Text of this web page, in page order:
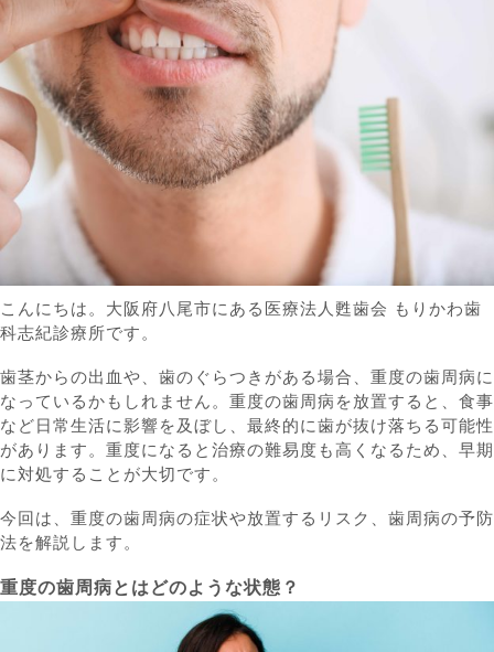
こんにちは。大阪府八尾市にある医療法人甦歯会 もりかわ歯
科志紀診療所です。
歯茎からの出血や、歯のぐらつきがある場合、重度の歯周病に
なっているかもしれません。重度の歯周病を放置すると、食事
など日常生活に影響を及ぼし、最終的に歯が抜け落ちる可能性
があります。重度になると治療の難易度も高くなるため、早期
に対処することが大切です。
今回は、重度の歯周病の症状や放置するリスク、歯周病の予防
法を解説します。
重度の歯周病とはどのような状態？